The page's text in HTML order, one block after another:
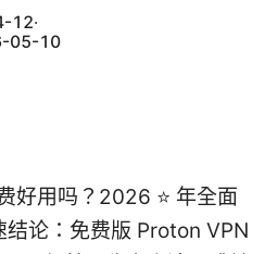
12·
05-10
好用吗？2026 ⭐ 年全面
论：免费版 Proton VPN